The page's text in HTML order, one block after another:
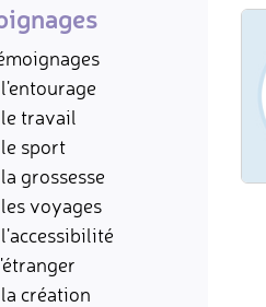
l'entourage
le travail
le sport
grossesse
les voyages
l'accessibilité
la création